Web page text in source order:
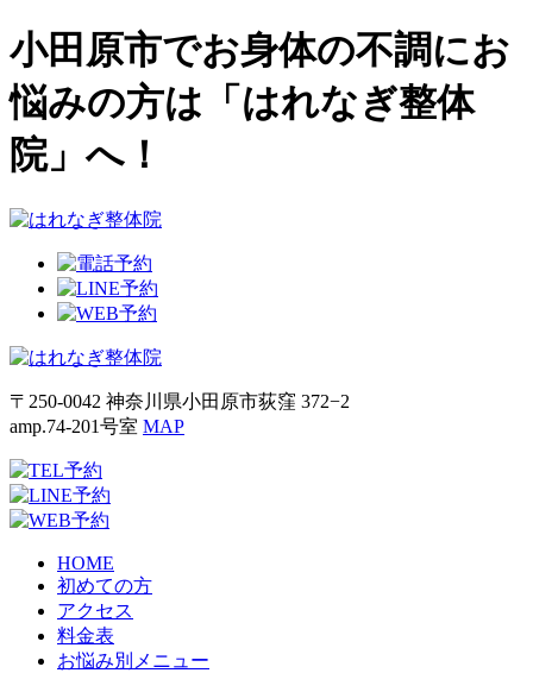
小田原市でお身体の不調にお
悩みの方は「はれなぎ整体
院」へ！
〒250-0042 神奈川県小田原市荻窪 372−2
amp.74-201号室 MAP
HOME
初めての方
アクセス
料金表
お悩み別メニュー